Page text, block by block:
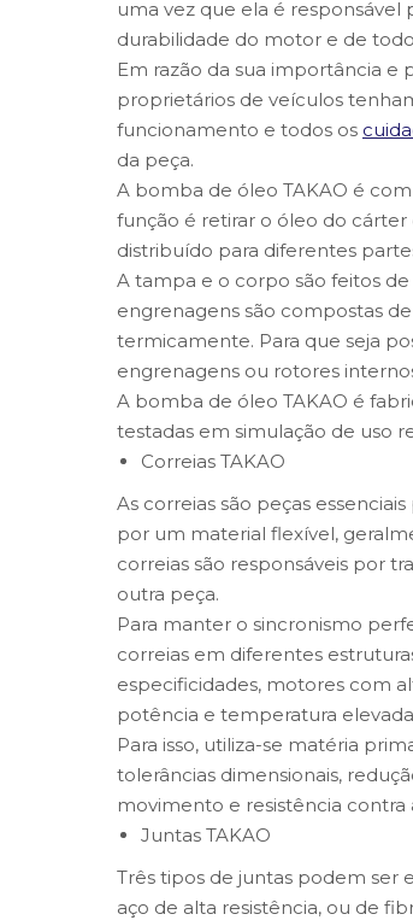
uma vez que ela é
durabilidade do motor e de
Em razão da sua importância e
proprietários de veículos
funcionamento e todos os
da peça.
A bomba de óleo TAKAO é
função é retirar o óleo do
distribuído para diferentes
A tampa e o corpo são feitos
engrenagens são compostas
termicamente. Para que seja
engrenagens ou rotores
A bomba de óleo TAKAO é
testadas em simulação de uso
Correias TAKAO
As correias são peças
por um material flexível,
correias são responsáveis por
outra peça.
Para manter o sincronismo
correias em diferentes
especificidades, motores com
potência e temperatura
Para isso, utiliza-se matéria
tolerâncias dimensionais,
movimento e resistência
Juntas TAKAO
Três tipos de juntas podem ser
aço de alta resistência, ou de